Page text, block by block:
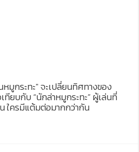
มูกระทะ" จะเปลี่ยนทิศทางของ
ทียบกับ “นักล่าหมูกระทะ” ผู้เล่นที่
ใครมีแต้มต่อมากกว่ากัน